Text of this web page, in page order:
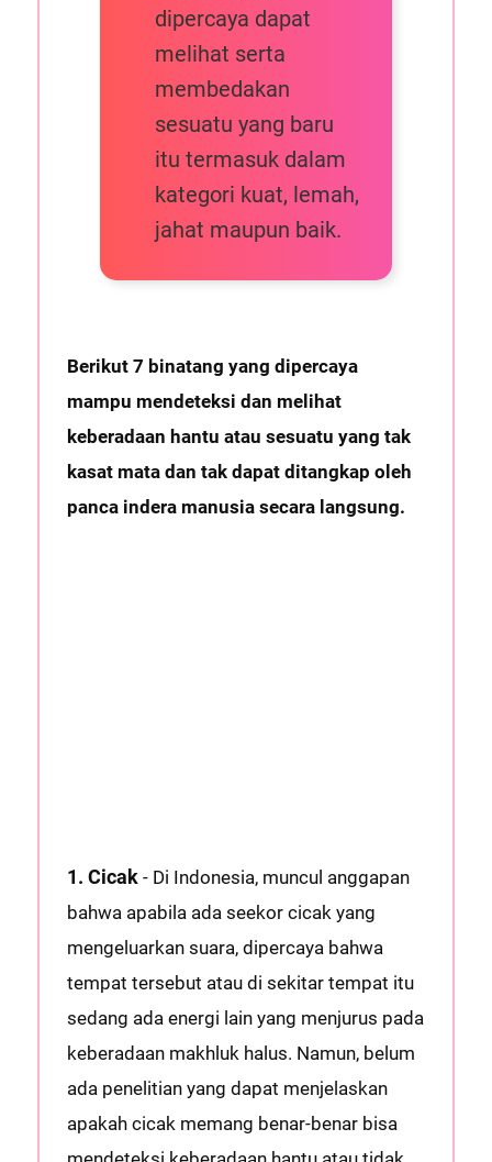
dipercaya dapat
melihat serta
membedakan
sesuatu yang baru
itu termasuk dalam
kategori kuat, lemah,
jahat maupun baik.
Berikut 7 binatang yang dipercaya
mampu mendeteksi dan melihat
keberadaan hantu atau sesuatu yang tak
kasat mata dan tak dapat ditangkap oleh
panca indera manusia secara langsung.
1. Cicak- Di Indonesia, muncul anggapan
bahwa apabila ada seekor cicak yang
mengeluarkan suara, dipercaya bahwa
tempat tersebut atau di sekitar tempat itu
sedang ada energi lain yang menjurus pada
keberadaan makhluk halus. Namun, belum
ada penelitian yang dapat menjelaskan
apakah cicak memang benar-benar bisa